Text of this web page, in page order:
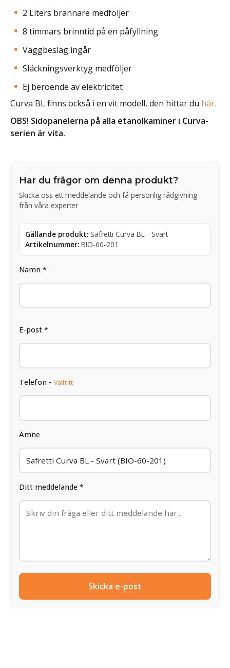
2 Liters brännare medföljer
8 timmars brinntid på en påfyllning
Väggbeslag ingår
Släckningsverktyg medföljer
Ej beroende av elektricitet
Curva BL finns också i en vit modell, den hittar du här.
OBS! Sidopanelerna på alla etanolkaminer i Curva-
serien är vita.
Har du frågor om denna produkt?
Skicka oss ett meddelande och få personlig rådgivning
från våra experter
Gällande produkt: Safretti Curva BL - Svart
Artikelnummer: BIO-60-201
Namn *
E-post *
Telefon - Valfritt
Ämne
Ditt meddelande *
Skicka e-post